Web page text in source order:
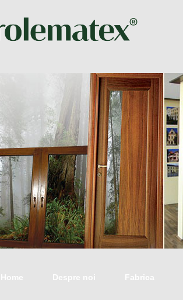
Home Despre noi Fabrica